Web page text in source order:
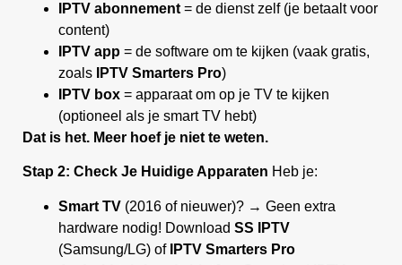
IPTV abonnement = de dienst zelf (je betaalt voor
content)
IPTV app = de software om te kijken (vaak gratis,
zoals
IPTV Smarters Pro)
IPTV box = apparaat om op je TV te kijken
(optioneel als je smart TV hebt)
Dat is het. Meer hoef je niet te weten.
Stap 2: Check Je Huidige Apparaten Heb je:
Smart TV (2016 of nieuwer)? → Geen extra
hardware nodig! Download SS IPTV
(Samsung/LG) of IPTV Smarters Pro